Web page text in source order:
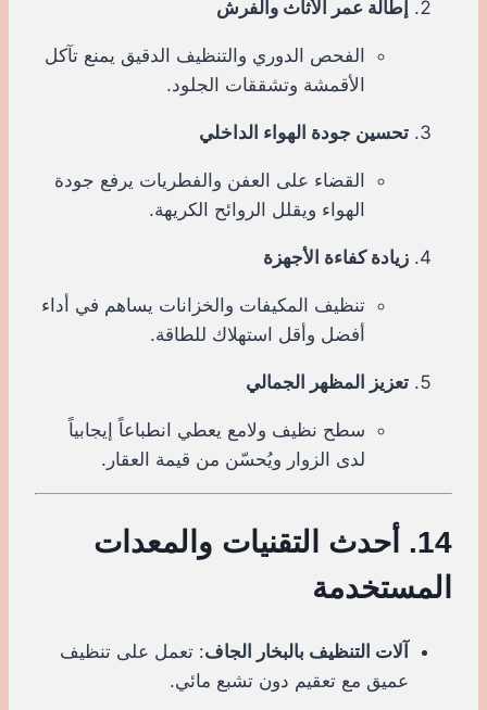
إطالة عمر الأثاث والفرش
الفحص الدوري والتنظيف الدقيق يمنع تآكل
الأقمشة وتشققات الجلود.
تحسين جودة الهواء الداخلي
القضاء على العفن والفطريات يرفع جودة
الهواء ويقلل الروائح الكريهة.
زيادة كفاءة الأجهزة
تنظيف المكيفات والخزانات يساهم في أداء
أفضل وأقل استهلاك للطاقة.
تعزيز المظهر الجمالي
سطح نظيف ولامع يعطي انطباعاً إيجابياً
لدى الزوار ويُحسّن من قيمة العقار.
14. أحدث التقنيات والمعدات
المستخدمة
آلات التنظيف بالبخار الجاف: تعمل على تنظيف
عميق مع تعقيم دون تشبع مائي.